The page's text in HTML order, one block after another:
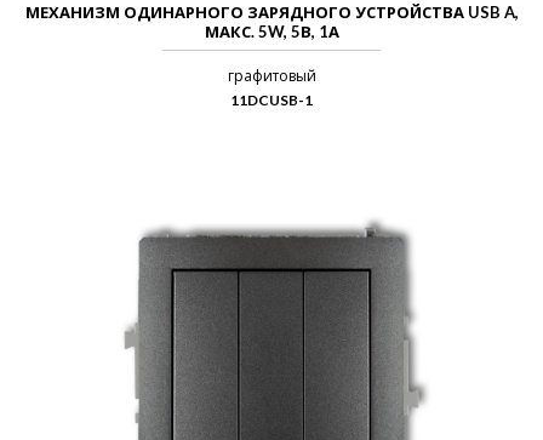
МЕХАНИЗМ ОДИНАРНОГО ЗАРЯДНОГО УСТРОЙСТВА USB A,
МАКС. 5W, 5В, 1А
графитовый
11DCUSB-1